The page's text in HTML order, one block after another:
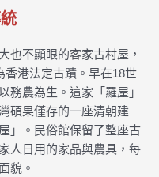
也不顯眼的客家古村屋，
香港法定古蹟。早在18世
務農為生。這家「羅屋」
碩果僅存的一座清朝建
」。民俗館保留了整座古
人日用的家品與農具，每
貌。